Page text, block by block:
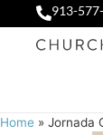
913-
Home » Jornada